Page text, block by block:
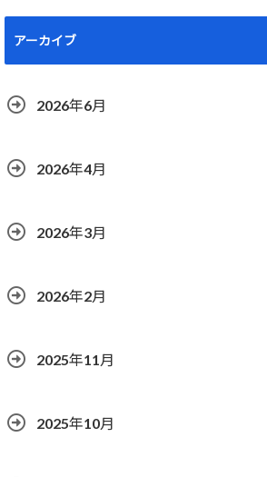
アーカイブ
2026年6月
2026年4月
2026年3月
2026年2月
2025年11月
2025年10月